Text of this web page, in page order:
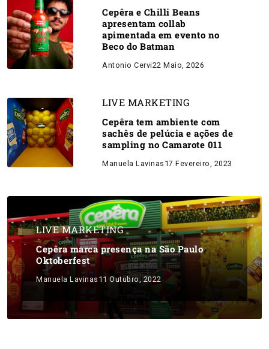
Cepêra e Chilli Beans
apresentam collab
apimentada em evento no
Beco do Batman
Antonio Cervi22 Maio, 2026
LIVE MARKETING
Cepêra tem ambiente com
sachês de pelúcia e ações de
sampling no Camarote 011
Manuela Lavinas 17 Fevereiro, 2023
LIVE MARKETING
Cepêra marca presença na São Paulo
Oktoberfest
Manuela Lavinas 11 Outubro, 2022